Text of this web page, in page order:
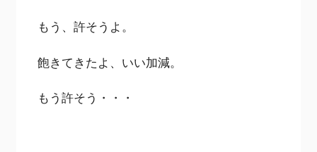
もう、許そうよ。
飽きてきたよ、いい加減。
もう許そう・・・